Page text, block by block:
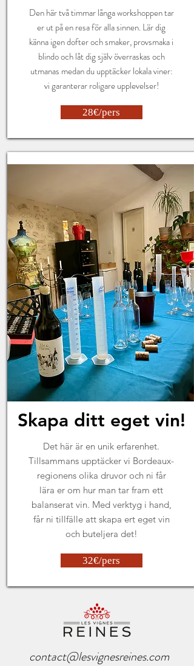
Den här två timmar långa workshoppen tar
er ut på en resa för alla sinnen. Lär dig
känna igen dofter och smaker, provsmaka i
blindo och låt dig själv överraskas och
utmanas medan du upptäcker lokala viner:
vi garanterar roligare upplevelser!
28€/pers
Skapa ditt eget vin!
Det här är en unik erfarenhet.
Tillsammans upptäcker vi Bordeaux-
regionens olika druvor och ni får
lära er om hur man tar fram ett
balanserat vin. Med verktyg i hand,
får ni tillfälle att skapa ert eget vin
och buteljera det!
32€/pers
contact@lesvignesreines.com